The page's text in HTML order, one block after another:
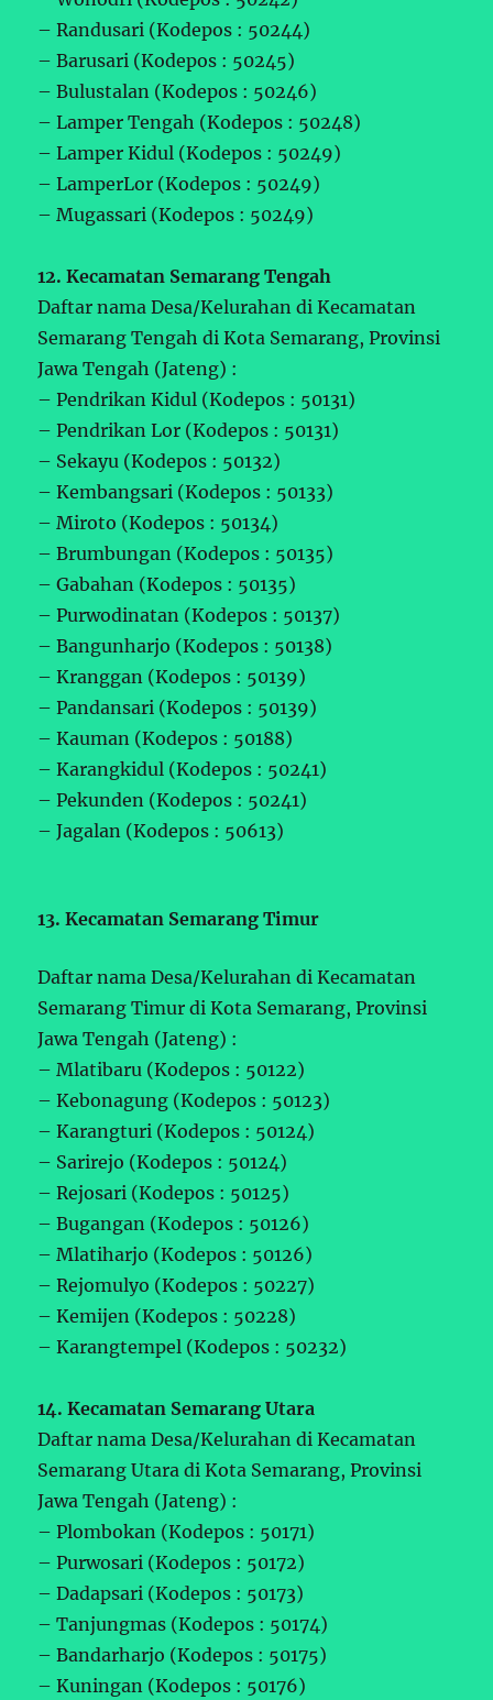
– Randusari (Kodepos : 50244)
– Barusari (Kodepos : 50245)
– Bulustalan (Kodepos : 50246)
– Lamper Tengah (Kodepos : 50248)
– Lamper Kidul (Kodepos : 50249)
– LamperLor (Kodepos : 50249)
– Mugassari (Kodepos : 50249)
12. Kecamatan Semarang Tengah
Daftar nama Desa/Kelurahan di Kecamatan
Semarang Tengah di Kota Semarang, Provinsi
Jawa Tengah (Jateng) :
– Pendrikan Kidul (Kodepos : 50131)
– Pendrikan Lor (Kodepos : 50131)
– Sekayu (Kodepos : 50132)
– Kembangsari (Kodepos : 50133)
– Miroto (Kodepos : 50134)
– Brumbungan (Kodepos : 50135)
– Gabahan (Kodepos : 50135)
– Purwodinatan (Kodepos : 50137)
– Bangunharjo (Kodepos : 50138)
– Kranggan (Kodepos : 50139)
– Pandansari (Kodepos : 50139)
– Kauman (Kodepos : 50188)
– Karangkidul (Kodepos : 50241)
– Pekunden (Kodepos : 50241)
– Jagalan (Kodepos : 50613)
13. Kecamatan Semarang Timur
Daftar nama Desa/Kelurahan di Kecamatan
Semarang Timur di Kota Semarang, Provinsi
Jawa Tengah (Jateng) :
– Mlatibaru (Kodepos : 50122)
– Kebonagung (Kodepos : 50123)
– Karangturi (Kodepos : 50124)
– Sarirejo (Kodepos : 50124)
– Rejosari (Kodepos : 50125)
– Bugangan (Kodepos : 50126)
– Mlatiharjo (Kodepos : 50126)
– Rejomulyo (Kodepos : 50227)
– Kemijen (Kodepos : 50228)
– Karangtempel (Kodepos : 50232)
14. Kecamatan Semarang Utara
Daftar nama Desa/Kelurahan di Kecamatan
Semarang Utara di Kota Semarang, Provinsi
Jawa Tengah (Jateng) :
– Plombokan (Kodepos : 50171)
– Purwosari (Kodepos : 50172)
– Dadapsari (Kodepos : 50173)
– Tanjungmas (Kodepos : 50174)
– Bandarharjo (Kodepos : 50175)
– Kuningan (Kodepos : 50176)